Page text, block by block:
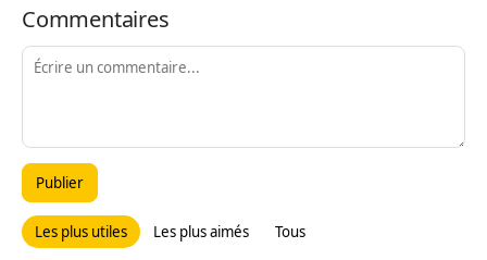
Commentaires
Publier
Les plus utiles Les plus aimés Tous